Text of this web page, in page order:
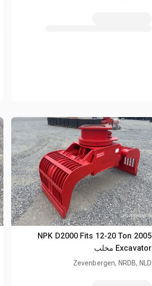
2005 NPK D2000 Fits 12-20 Ton
Excavator مخلب
Zevenbergen, NRDB, NLD